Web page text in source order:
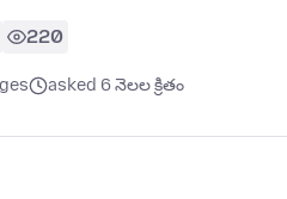
220
asked 6 నెలల క్రితం